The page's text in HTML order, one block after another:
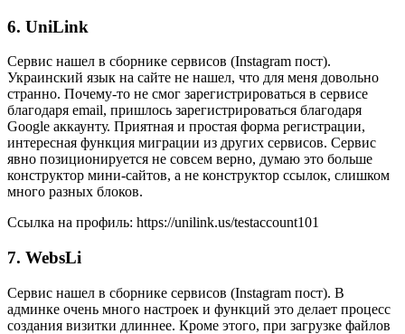
6. UniLink
Сервис нашел в сборнике сервисов (Instagram пост).
Украинский язык на сайте не нашел, что для меня довольно
странно. Почему-то не смог зарегистрироваться в сервисе
благодаря email, пришлось зарегистрироваться благодаря
Google аккаунту. Приятная и простая форма регистрации,
интересная функция миграции из других сервисов. Сервис
явно позиционируется не совсем верно, думаю это больше
конструктор мини-сайтов, а не конструктор ссылок, слишком
много разных блоков.
Ссылка на профиль: https://unilink.us/testaccount101
7. WebsLi
Сервис нашел в сборнике сервисов (Instagram пост). В
админке очень много настроек и функций это делает процесс
создания визитки длиннее. Кроме этого, при загрузке файлов